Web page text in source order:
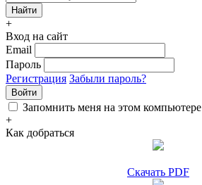
+
Вход на сайт
Email
Пароль
Регистрация Забыли пароль?
Войти
Запомнить меня на этом компьютере
+
Как добраться
Скачать PDF